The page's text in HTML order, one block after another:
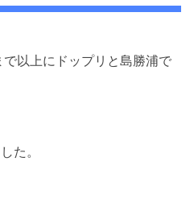
以上にドップリと島勝浦で
た。